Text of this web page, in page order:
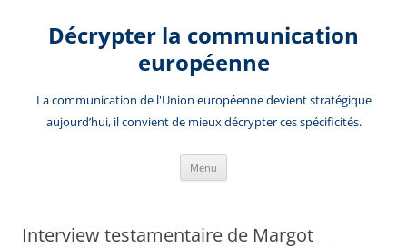
contenuDécrypter la communication
européenne
La communication de l'Union européenne devient stratégique
aujourd’hui, il convient de mieux décrypter ces spécificités.
Menu
Interview testamentaire de Margot